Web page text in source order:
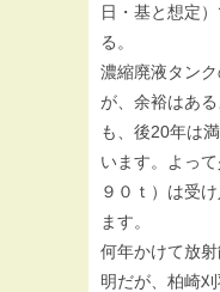
日・基と想定
る。
濃縮廃液タン
が、余裕はあ
も、後20年は
います。よっ
９０ｔ）は受
ます。
何年かけて放
明だが、柏崎